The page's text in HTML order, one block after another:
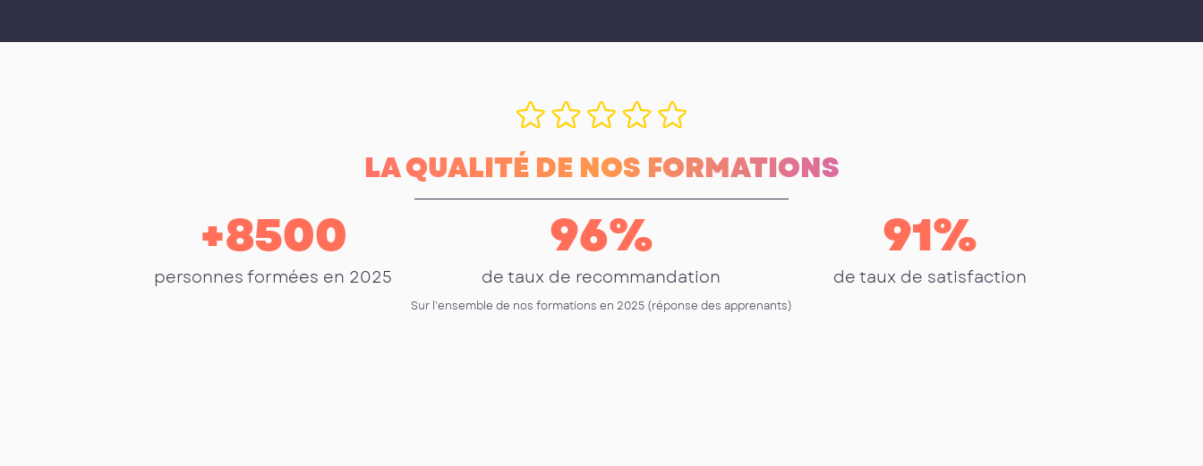
LA QUALITÉ DE NOS FORMATIONS
personnes formées en 2025
+8500
de taux de recommandation
96%
de taux de satisfaction
91%
Sur l’ensemble de nos formations en 2025 (réponse des apprenants)